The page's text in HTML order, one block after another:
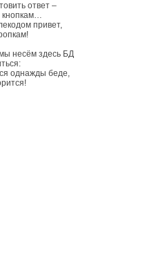
ответ –
кнопкам…
привет,
несём здесь БД
однажды беде,